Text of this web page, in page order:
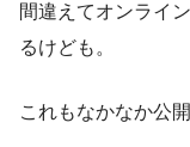
間違えてオンライ
るけども。
これもなかなか公